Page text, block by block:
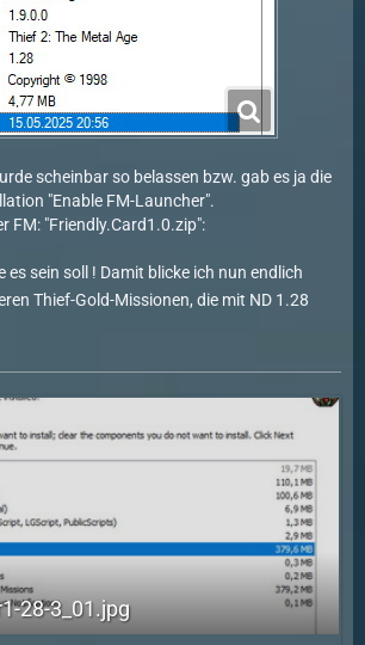
scheinbar so belassen bzw. gab es ja die
"Enable FM-Launcher".
FM: "Friendly.Card1.0.zip":
es sein soll ! Damit blicke ich nun endlich
Thief-Gold-Missionen, die mit ND 1.28
28-3_01.jpg